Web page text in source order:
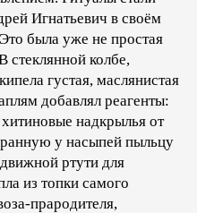
Игнатьевич в своём
была уже не простая
стеклянной колбе,
густая, маслянистая
добавлял реагенты:
надкрылья от
у насыпей пыльцу
ртути для
из топки самого
прародителя,